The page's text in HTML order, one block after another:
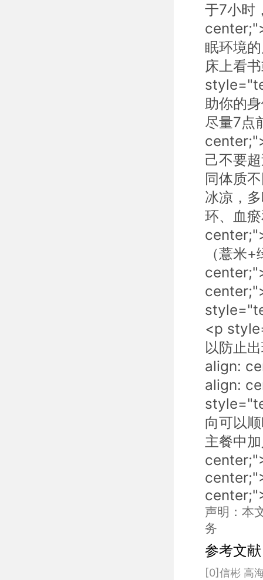
于7小
眠环境
床上看
助你的
尽量7点
己不要
同体质
冰凉，
环、血
（薏米
<p
以防止
align:
align:
向可以
主餐中
声明：本
务
参考文
[0]信彬 高